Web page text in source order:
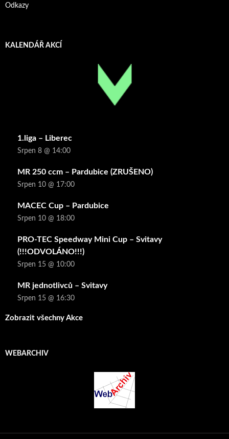
Odkazy
KALENDÁŘ AKCÍ
1.liga – Liberec
Srpen 8 @ 14:00
MR 250 ccm – Pardubice (ZRUŠENO)
Srpen 10 @ 17:00
MACEC Cup – Pardubice
Srpen 10 @ 18:00
PRO-TEC Speedway Mini Cup – Svitavy
(!!!ODVOLÁNO!!!)
Srpen 15 @ 10:00
MR jednotlivců – Svitavy
Srpen 15 @ 16:30
Zobrazit všechny Akce
WEBARCHIV